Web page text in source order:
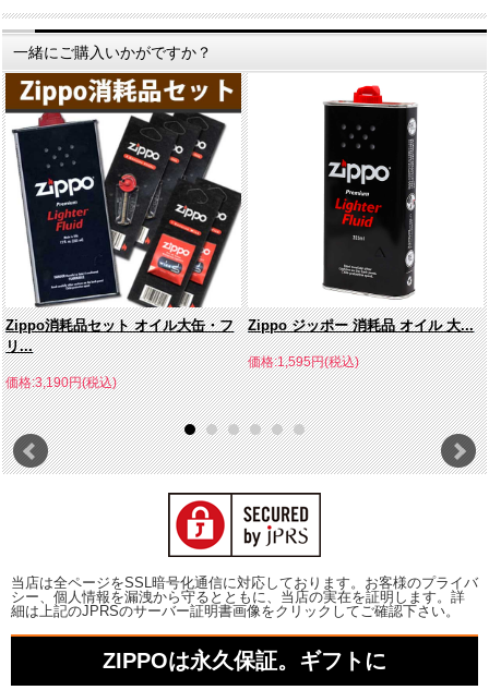
一緒にご購入いかがですか？
Zippo消耗品セット オイル大缶・フ
リ...
価格:3,190円(税込)
Zippo ジッポー 消耗品 オイル 大...
価格:1,595円(税込)
当店は全ページをSSL暗号化通信に対応しております。お客様のプライバ
シー、個人情報を漏洩から守るとともに、当店の実在を証明します。詳
細は上記のJPRSのサーバー証明書画像をクリックしてご確認下さい。
ZIPPOは永久保証。ギフトに